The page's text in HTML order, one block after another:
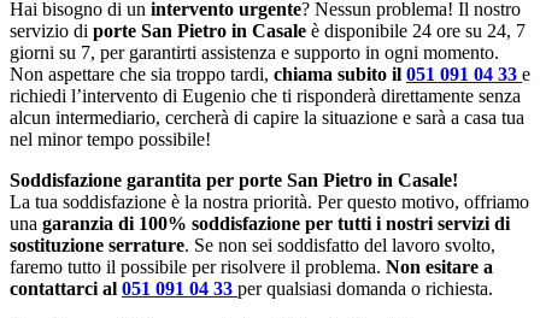
Hai bisogno di un intervento urgente? Nessun problema! Il nostro
servizio di porte San Pietro in Casale è disponibile 24 ore su 24, 7
giorni su 7, per garantirti assistenza e supporto in ogni momento.
Non aspettare che sia troppo tardi, chiama subito il 051 091 04 33 e
richiedi l’intervento di Eugenio che ti risponderà direttamente senza
alcun intermediario, cercherà di capire la situazione e sarà a casa tua
nel minor tempo possibile!
Soddisfazione garantita per porte San Pietro in Casale!
La tua soddisfazione è la nostra priorità. Per questo motivo, offriamo
una garanzia di 100% soddisfazione per tutti i nostri servizi di
sostituzione serrature. Se non sei soddisfatto del lavoro svolto,
faremo tutto il possibile per risolvere il problema. Non esitare a
contattarci al 051 091 04 33 per qualsiasi domanda o richiesta.